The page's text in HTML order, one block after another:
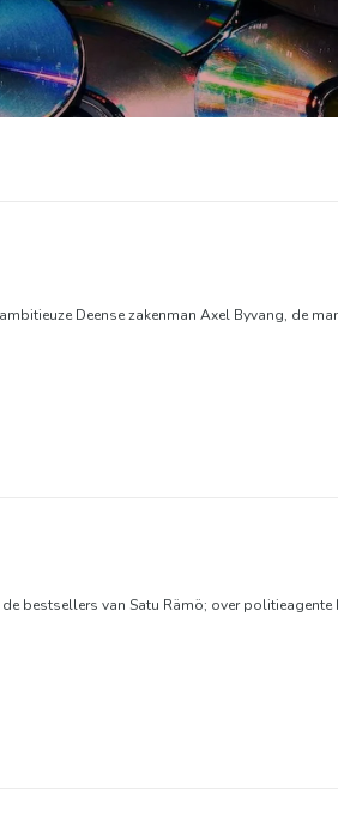
Deense zakenman Axel Byvang, de
bestsellers van Satu Rämö; over